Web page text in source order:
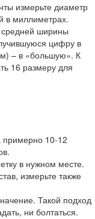
измерьте диаметр
в миллиметрах.
средней ширины
цифру в
– в «большую». К
16 размеру для
примерно 10-12
в нужном месте.
измерьте также
Такой подход
ни болтаться.